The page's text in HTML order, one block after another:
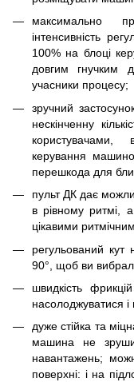
максимально
інтенсивність
100% на блоці
довгим гнучким
учасники процесу;
зручний
нескінченну
користувачами,
керування
перешкода для
пульт ДК дає
в рівному ритмі,
цікавими
регульований
90°, щоб ви
швидкість
насолоджуватися
дуже стійка та
машина не
навантажень;
поверхні: і на